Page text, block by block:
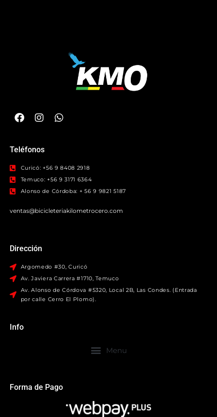
Teléfonos
Curicó: +56 9 8408 2918
Temuco: +56 9 3171 6364
Alonso de Córdoba: + 56 9 9821 5187
ventas@bicicleteriakilometrocero.com
Dirección
Argomedo #30, Curicó
Av. Javiera Carrera #1710, Temuco
Av. Alonso de Córdova #5320, Local 2B, Las Condes. (Entrada
por calle Cerro El Plomo).
Info
Forma de Pago